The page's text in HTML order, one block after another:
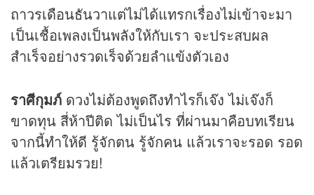
ถาวรเดือนธันวาแต่ไม่ได้แทรกเรื่องไม่เข้าจะมา
เป็นเชื้อเพลงเป็นพลังให้กับเรา จะประสบผล
สำเร็จอย่างรวดเร็จด้วยลำแข้งตัวเอง
ราศีกุมภ์ ดวงไม่ต้องพูดถึงทำไรก็เจ๊ง ไม่เจ๊งก็
ขาดทุน สี่ห้าปีติด ไม่เป็นไร ที่ผ่านมาคือบทเรียน
จากนี้ทำให้ดี รู้จักตน รู้จักคน แล้วเราจะรอด รอด
แล้วเตรียมรวย!